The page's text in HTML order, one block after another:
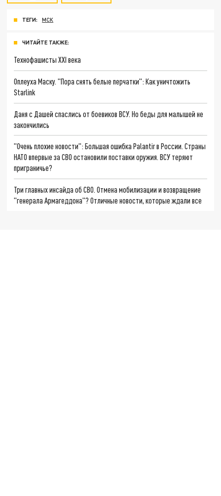
ТЕГИ: МСК
ЧИТАЙТЕ ТАКЖЕ:
Технофашисты XXI века
Оплеуха Маску. "Пора снять белые перчатки": Как уничтожить
Starlink
Даня с Дашей спаслись от боевиков ВСУ. Но беды для малышей не
закончились
"Очень плохие новости": Большая ошибка Palantir в России. Страны
НАТО впервые за СВО остановили поставки оружия. ВСУ теряют
приграничье?
Три главных инсайда об СВО. Отмена мобилизации и возвращение
"генерала Армагеддона"? Отличные новости, которые ждали все